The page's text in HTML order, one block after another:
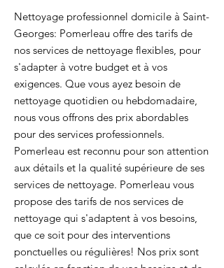
Nettoyage professionnel domicile à Saint-
Georges: Pomerleau offre des tarifs de
nos services de nettoyage flexibles, pour
s'adapter à votre budget et à vos
exigences. Que vous ayez besoin de
nettoyage quotidien ou hebdomadaire,
nous vous offrons des prix abordables
pour des services professionnels.
Pomerleau est reconnu pour son attention
aux détails et la qualité supérieure de ses
services de nettoyage. Pomerleau vous
propose des tarifs de nos services de
nettoyage qui s'adaptent à vos besoins,
que ce soit pour des interventions
ponctuelles ou régulières! Nos prix sont